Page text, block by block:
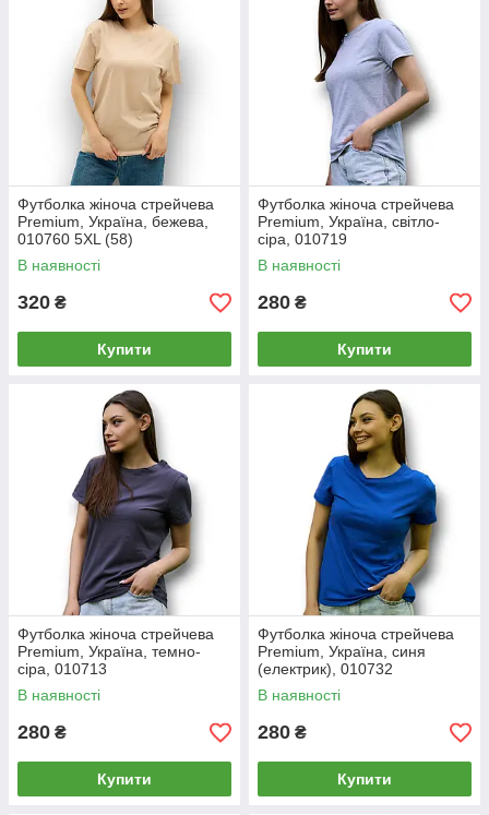
Футболка жіноча стрейчева
Premium, Україна, бежева,
010760 5XL (58)
В наявності
320 ₴
Купити
Футболка жіноча стрейчева
Premium, Україна, світло-
сіра, 010719
В наявності
280 ₴
Купити
Футболка жіноча стрейчева
Premium, Україна, темно-
сіра, 010713
В наявності
280 ₴
Купити
Футболка жіноча стрейчева
Premium, Україна, синя
(електрик), 010732
В наявності
280 ₴
Купити